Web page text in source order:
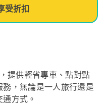
受折扣
提供輕省專車、點對點
，無論是一人旅行還是
方式。